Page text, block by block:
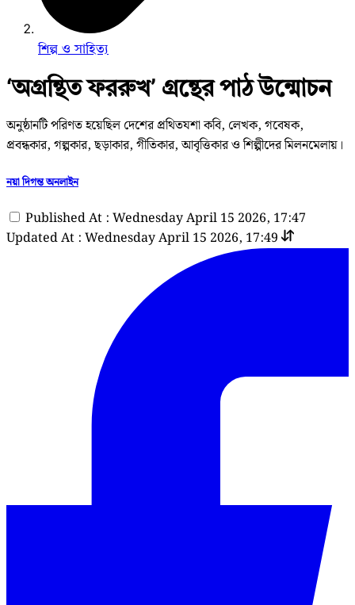
শিল্প ও সাহিত্য
‘অগ্রন্থিত ফররুখ’ গ্রন্থের পাঠ উন্মোচন
অনুষ্ঠানটি পরিণত হয়েছিল দেশের প্রথিতযশা কবি, লেখক, গবেষক,
প্রবন্ধকার, গল্পকার, ছড়াকার, গীতিকার, আবৃত্তিকার ও শিল্পীদের মিলনমেলায়।
নয়া দিগন্ত অনলাইন
Published At : Wednesday April 15 2026, 17:47
Updated At : Wednesday April 15 2026, 17:49